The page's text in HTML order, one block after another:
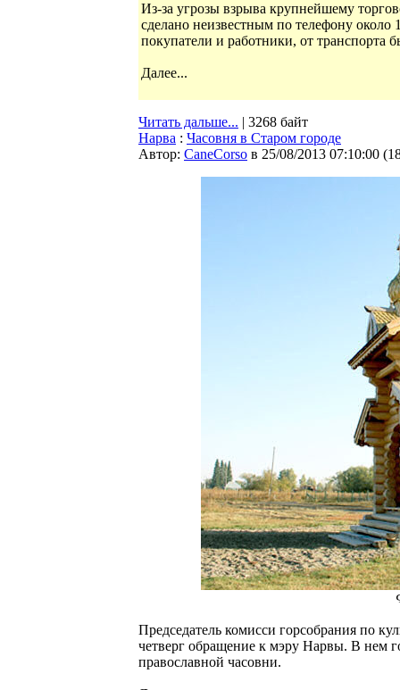
Из-за угрозы взрыва крупнейшему
сделано неизвестным по телефону около
покупатели и работники, от транспорта
Далее...
Читать дальше... | 3268 байт
Нарва : Часовня в Старом городе
Автор: CaneCorso в 25/08/2013 07:10:00 (
Председатель комисси горсобрания по
четверг обращение к мэру Нарвы. В нем
православной часовни.